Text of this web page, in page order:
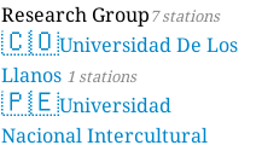
Research Group7 stations
🇨🇴Universidad De Los
Llanos 1 stations
🇵🇪Universidad
Nacional Intercultural